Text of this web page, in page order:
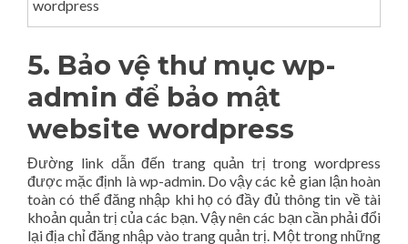
wordpress
5. Bảo vệ thư mục wp-
admin để bảo mật
website wordpress
Đường link dẫn đến trang quản trị trong wordpress
được mặc định là wp-admin. Do vậy các kẻ gian lận hoàn
toàn có thể đăng nhập khi họ có đầy đủ thông tin về tài
khoản quản trị của các bạn. Vậy nên các bạn cần phải đổi
lại địa chỉ đăng nhập vào trang quản trị. Một trong những